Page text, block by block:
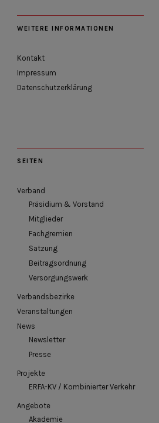
WEITERE INFORMATIONEN
Kontakt
Impressum
Datenschutzerklärung
SEITEN
Verband
Präsidium & Vorstand
Mitglieder
Fachgremien
Satzung
Beitragsordnung
Versorgungswerk
Verbandsbezirke
Veranstaltungen
News
Newsletter
Presse
Projekte
ERFA-KV / Kombinierter Verkehr
Angebote
Akademie